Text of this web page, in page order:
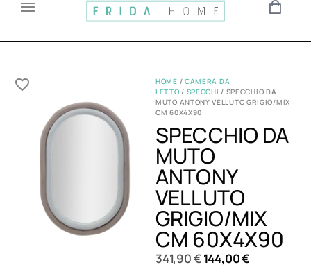
HOME / CAMERA DA
LETTO / SPECCHI / SPECCHIO DA
MUTO ANTONY VELLUTO GRIGIO/MIX
CM 60X4X90
SPECCHIO DA
MUTO
ANTONY
VELLUTO
GRIGIO/MIX
CM 60X4X90
341,90€144,00€